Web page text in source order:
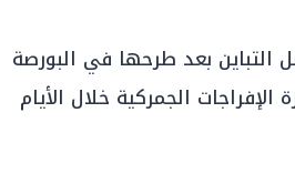
التباين بعد طرحها في البورصة
الجمركية خلال الأيام